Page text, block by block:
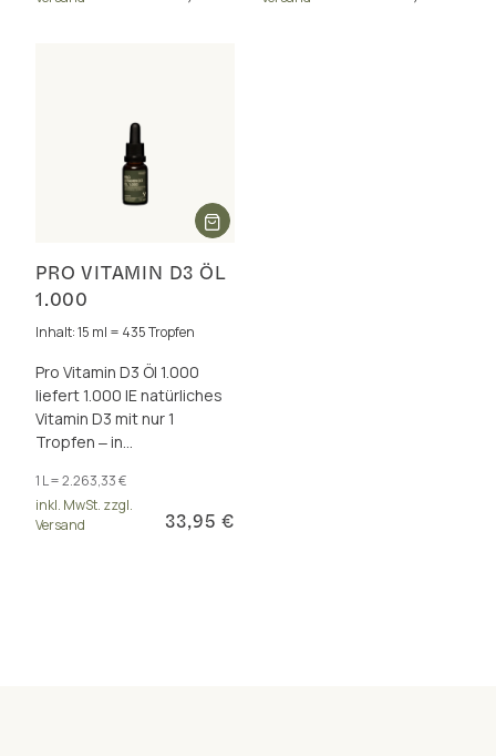
PRO VITAMIN D3 ÖL
1.000
Inhalt: 15 ml = 435 Tropfen
Pro Vitamin D3 Öl 1.000
liefert 1.000 IE natürliches
Vitamin D3 mit nur 1
Tropfen ‒ in
Kombination mit Vitamin A
und K2 (all-trans MK-7).
1 L = 2.263,33 €
inkl. MwSt. zzgl.
Versand
33,95 €